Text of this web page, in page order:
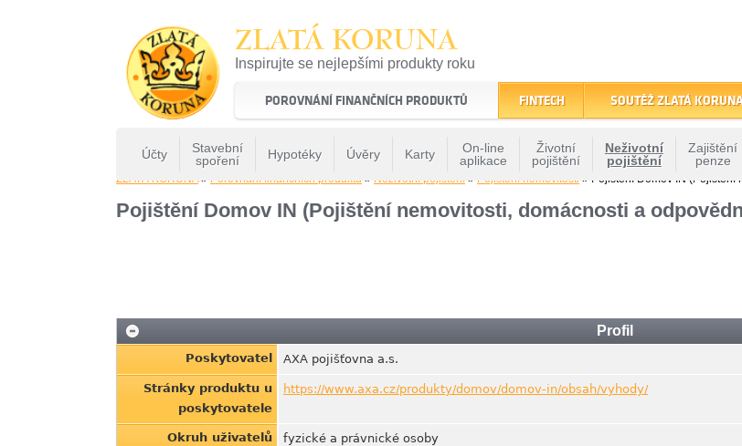
ZLATÁ KORUNA
Inspirujte se nejlepšími produkty roku
22 let tradice a kvality na finančním trhu
POROVNÁNÍ FINANČNÍCH PRODUKTŮ
Účty
Stavební
spoření
Hypotéky Úvěry Karty
On-line
aplikace
Životní
pojištění
Neživotní
pojištění
Zajištění
penze
FINTECH SOUTĚŽ ZLATÁ
ZLATÁ KORUNA» Porovnání finančních produktů » Neživotní pojištění » Pojištění nemovitosti » Pojištění Domov IN (Pojištění
Pojištění Domov IN (Pojištění nemovitosti, domácnosti a
Profil
Poskytovatel AXA pojišťovna a.s.
Stránky produktu u
poskytovatele
https://www.axa.cz/produkty/domov/domov-in/obsah/vyhody/
Okruh uživatelů fyzické a právnické osoby